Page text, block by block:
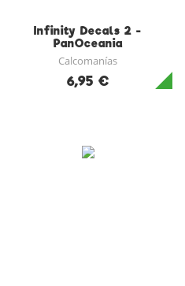
Infinity Decals 2 -
PanOceania
Calcomanías
6,95 €